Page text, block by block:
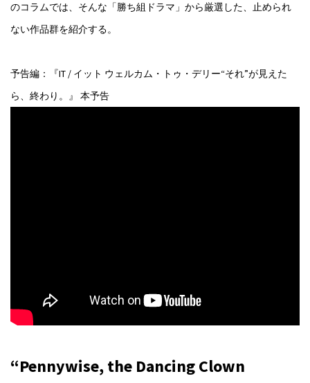
のコラムでは、そんな「勝ち組ドラマ」から厳選した、止められ
ない作品群を紹介する。
予告編：『IT / イット ウェルカム・トゥ・デリー“それ”が見えた
ら、終わり。』 本予告
“Pennywise, the Dancing Clown